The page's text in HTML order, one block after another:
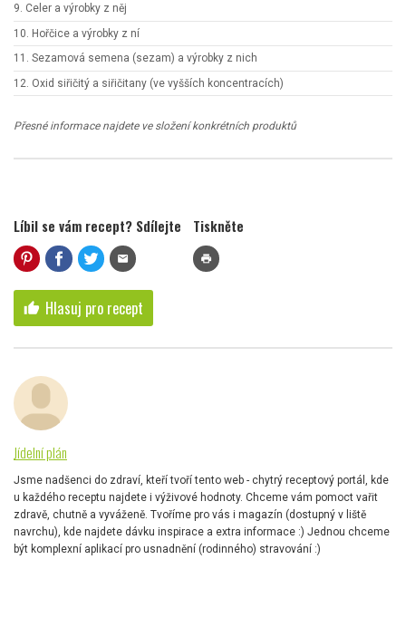
9. Celer a výrobky z něj
10. Hořčice a výrobky z ní
11. Sezamová semena (sezam) a výrobky z nich
12. Oxid siřičitý a siřičitany (ve vyšších koncentracích)
Přesné informace najdete ve složení konkrétních produktů
Líbil se vám recept? Sdílejte
mail
Tiskněte
print
thumb_up Hlasuj pro recept
Jídelní plán
Jsme nadšenci do zdraví, kteří tvoří tento web - chytrý receptový portál, kde
u každého receptu najdete i výživové hodnoty. Chceme vám pomoct vařit
zdravě, chutně a vyváženě. Tvoříme pro vás i magazín (dostupný v liště
navrchu), kde najdete dávku inspirace a extra informace :) Jednou chceme
být komplexní aplikací pro usnadnění (rodinného) stravování :)